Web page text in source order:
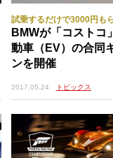
試乗するだけで3000円も
BMWが「コストコ
動車（EV）の合同
ンを開催
2017.05.24 トピックス